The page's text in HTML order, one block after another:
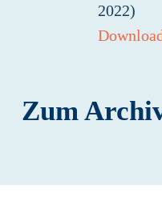
2022)
Zum